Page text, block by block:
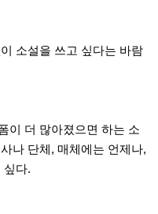
소설을 쓰고 싶다는 바람
이 더 많아졌으면 하는 소
나 단체, 매체에는 언제나,
싶다.